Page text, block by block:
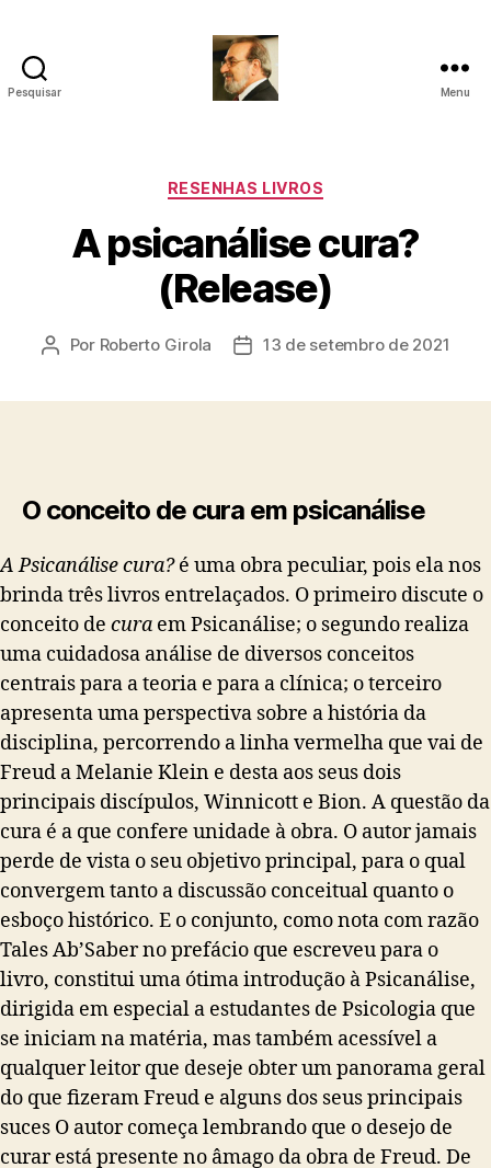
Pesquisar
Psicanalista
e
Terapeuta
Familiar
Menu
Categorias
RESENHAS LIVROS
A psicanálise cura?
(Release)
Autor
Por Roberto Girola
Data13 de setembro de 2021
O conceito de cura em psicanálise
A Psicanálise cura?é uma obra peculiar, pois ela nos
brinda três livros entrelaçados. O primeiro discute o
conceito de cura em Psicanálise; o segundo realiza
uma cuidadosa análise de diversos conceitos
centrais para a teoria e para a clínica; o terceiro
apresenta uma perspectiva sobre a história da
disciplina, percorrendo a linha vermelha que vai de
Freud a Melanie Klein e desta aos seus dois
principais discípulos, Winnicott e Bion. A questão da
cura é a que confere unidade à obra. O autor jamais
perde de vista o seu objetivo principal, para o qual
convergem tanto a discussão conceitual quanto o
esboço histórico. E o conjunto, como nota com razão
Tales Ab’Saber no prefácio que escreveu para o
livro, constitui uma ótima introdução à Psicanálise,
dirigida em especial a estudantes de Psicologia que
se iniciam na matéria, mas também acessível a
qualquer leitor que deseje obter um panorama geral
do que fizeram Freud e alguns dos seus principais
suces O autor começa lembrando que o desejo de
curar está presente no âmago da obra de Freud. De